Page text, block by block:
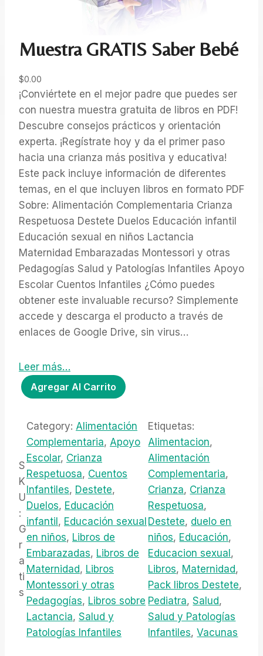
Muestra GRATIS Saber Bebé
$0.00
¡Conviértete en el mejor padre que puedes ser
con nuestra muestra gratuita de libros en PDF!
Descubre consejos prácticos y orientación
experta. ¡Regístrate hoy y da el primer paso
hacia una crianza más positiva y educativa!
Este pack incluye información de diferentes
temas, en el que incluyen libros en formato PDF
Sobre: Alimentación Complementaria Crianza
Respetuosa Destete Duelos Educación infantil
Educación sexual en niños Lactancia
Maternidad Embarazadas Montessori y otras
Pedagogías Salud y Patologías Infantiles Apoyo
Escolar Cuentos Infantiles ¿Cómo puedes
obtener este invaluable recurso? Simplemente
accede y descarga el producto a través de
enlaces de Google Drive, sin virus…
Leer más…
M
u
r
a
G
R
A
T
I
S
S
Agregar Al Carrito
S
K
U
:
G
r
a
ti
s
Category: Alimentación
Complementaria, Apoyo
Escolar, Crianza
Respetuosa, Cuentos
Infantiles, Destete
Duelos, Educación
infantil, Educación sexual
en niños, Libros de
Embarazadas, Libros de
Maternidad, Libros
Montessori y otras
Pedagogías, Libros sobre
Lactancia, Salud y
Patologías Infantiles
Etiquetas:
Alimentacion
Alimentación
Complementaria
Crianza, Crianza
Respetuosa
Destete, duelo en
niños, Educación
Educacion sexual
Libros, Maternidad
Pack libros Destete
Pediatra, Salud
Salud y Patologías
Infantiles, Vacunas